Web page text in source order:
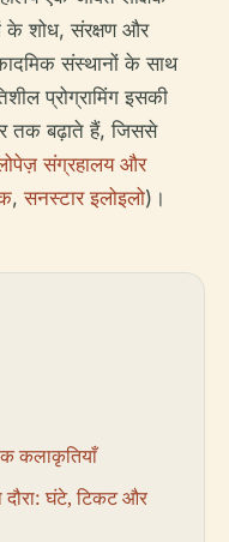
के शोध, संरक्षण और
संस्थानों के साथ
प्रोग्रामिंग इसकी
तक बढ़ाते हैं, जिससे
संग्रहालय और
,सनस्टार इलोइलो)।
कलाकृतियाँ
घंटे, टिकट और